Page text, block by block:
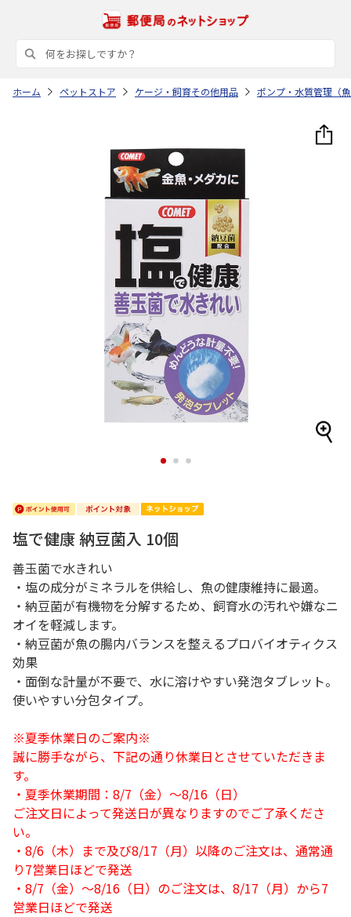
ホーム ペットストア ケージ・飼育その他用品 ポンプ・水質管理（
1 2 3
塩で健康 納豆菌入 10個
善玉菌で水きれい
・塩の成分がミネラルを供給し、魚の健康維持に最適。
・納豆菌が有機物を分解するため、飼育水の汚れや嫌なニ
オイを軽減します。
・納豆菌が魚の腸内バランスを整えるプロバイオティクス
効果
・面倒な計量が不要で、水に溶けやすい発泡タブレット。
使いやすい分包タイプ。
※夏季休業日のご案内※
誠に勝手ながら、下記の通り休業日とさせていただきま
す。
・夏季休業期間：8/7（金）～8/16（日）
ご注文日によって発送日が異なりますのでご了承くださ
い。
・8/6（木）まで及び8/17（月）以降のご注文は、通常通
り7営業日ほどで発送
・8/7（金）～8/16（日）のご注文は、8/17（月）から7
営業日ほどで発送